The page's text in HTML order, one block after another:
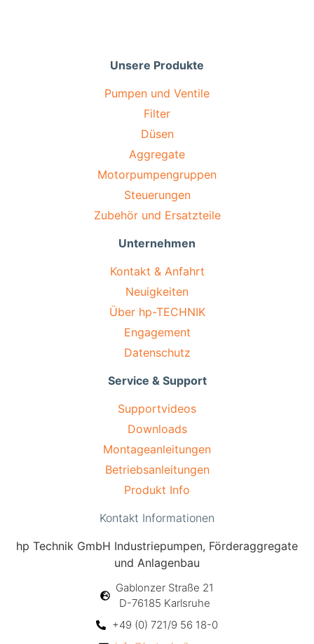
Unsere Produkte
Pumpen und Ventile
Filter
Düsen
Aggregate
Motorpumpengruppen
Steuerungen
Zubehör und Ersatzteile
Unternehmen
Kontakt & Anfahrt
Neuigkeiten
Über hp-TECHNIK
Engagement
Datenschutz
Service & Support
Supportvideos
Downloads
Montageanleitungen
Betriebsanleitungen
Produkt Info
Kontakt Informationen
hp Technik GmbH Industriepumpen, Förderaggregate
und Anlagenbau
Gablonzer Straße 21
D-76185 Karlsruhe
+49 (0) 721/9 56 18-0